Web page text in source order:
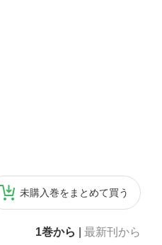
未購入巻をまとめて買う
1巻から 最新刊から